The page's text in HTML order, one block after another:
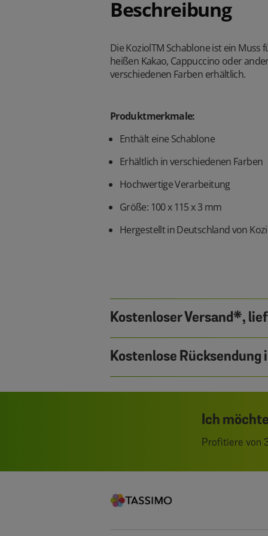
Beschreibung
Die KoziolTM Schablone ist ein Muss
heißen Kakao, Cappuccino oder
verschiedenen Farben erhältlich.
Produktmerkmale:
Enthält eine Schablone
Erhältlich in verschiedenen Farben
Hochwertige Verarbeitung
Größe: 100 x 115 x 3 mm
Hergestellt in Deutschland von
Kostenloser Versand*,
Kostenlose Rücksendung
Ich
Profitiere von